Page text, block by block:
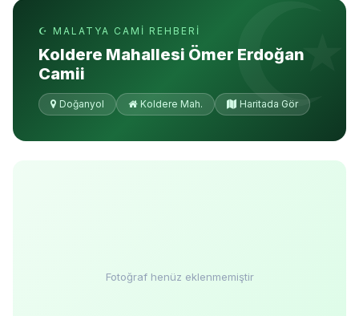
☪ MALATYA CAMI REHBERI
Koldere Mahallesi Ömer Erdoğan
Camii
Doğanyol Koldere Mah. Haritada Gör
Fotoğraf henüz eklenmemiştir